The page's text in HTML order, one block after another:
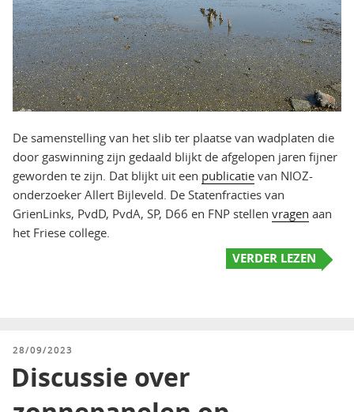
De samenstelling van het slib ter plaatse van wadplaten die
door gaswinning zijn gedaald blijkt de afgelopen jaren fijner
geworden te zijn. Dat blijkt uit een publicatie van NIOZ-
onderzoeker Allert Bijleveld. De Statenfracties van
GrienLinks, PvdD, PvdA, SP, D66 en FNP stellen vragen aan
het Friese college.
VERDER LEZEN
GEPLAATST
28/09/2023
Discussie over